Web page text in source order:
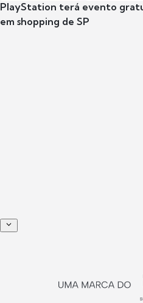
PlayStation terá evento
em shopping de SP